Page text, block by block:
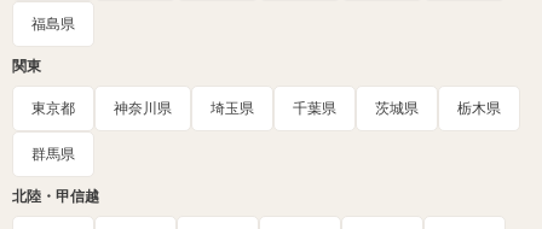
福島県
関東
東京都 神奈川県 埼玉県 千葉県 茨城県 栃木県
群馬県
北陸・甲信越